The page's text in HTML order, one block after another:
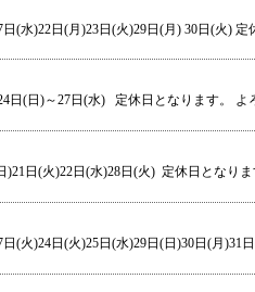
(水)22日(月)23日(火)29日(月) 30日(火) 定
日(日)～27日(水) 定休日となります。 よ
)21日(火)22日(水)28日(火) 定休日となり
(火)24日(火)25日(水)29日(日)30日(月)31